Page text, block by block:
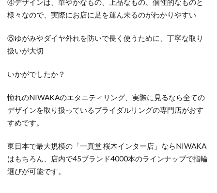
④デザインは、華やかなもの、上品なもの、個性的なものと
様々なので、実際にお店に足を運ん未るのがわかりやすい
⑤ゆがみやダイヤ外れを防いで長く使うために、丁寧な取り
扱いが大切
いかがでしたか？
憧れのNIWAKAのエタニティリング、実際に見るなら全ての
デザインを取り扱っているブライダルリングの専門店がおす
すめです。
東日本で最大規模の「一真堂 桜木インター店」ならNIWAKA
はもちろん、店内で45ブランド4000本のラインナップで指輪
選びが可能です。